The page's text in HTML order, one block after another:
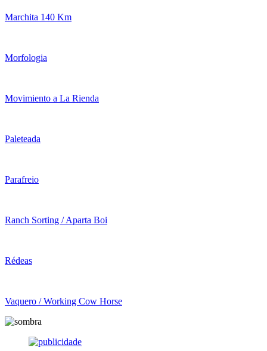
Marchita 140 Km
Morfologia
Movimiento a La Rienda
Paleteada
Parafreio
Ranch Sorting / Aparta Boi
Rédeas
Vaquero / Working Cow Horse